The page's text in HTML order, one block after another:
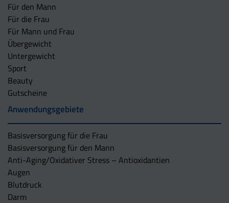
Für den Mann
Für die Frau
Für Mann und Frau
Übergewicht
Untergewicht
Sport
Beauty
Gutscheine
Anwendungsgebiete
Basisversorgung für die Frau
Basisversorgung für den Mann
Anti-Aging/Oxidativer Stress – Antioxidantien
Augen
Blutdruck
Darm